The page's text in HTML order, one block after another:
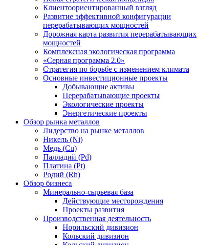
Клиентоориентированный взгляд
Развитие эффективной конфигурации
перерабатывающих мощностей
Дорожная карта развития перерабатывающих
мощностей
Комплексная экологическая программа
«Серная программа 2.0»
Стратегия по борьбе с изменением климата
Основные инвестиционные проекты
Добывающие активы
Перерабатывающие проекты
Экологические проекты
Энергетические проекты
Обзор рынка металлов
Лидерство на рынке металлов
Никель (Ni)
Медь (Cu)
Палладий (Pd)
Платина (Pt)
Родий (Rh)
Обзор бизнеса
Минерально-сырьевая база
Действующие месторождения
Проекты развития
Производственная деятельность
Норильский дивизион
Кольский дивизион